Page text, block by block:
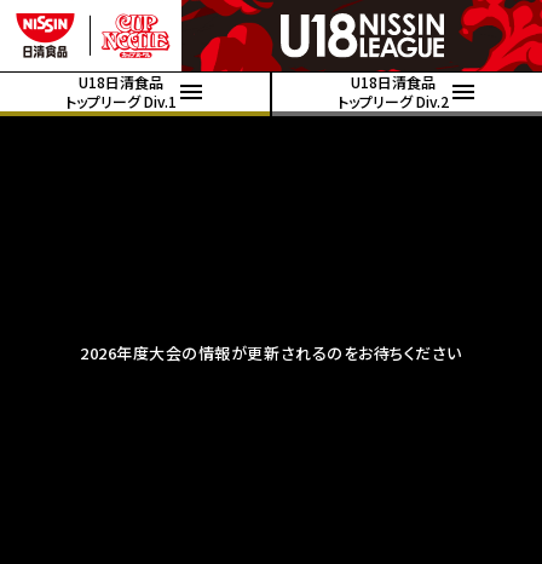
U18日清食品
トップリーグ Div.1
U18日清食品
トップリーグ Div.2
2026年度大会の情報が更新されるのをお待ちください